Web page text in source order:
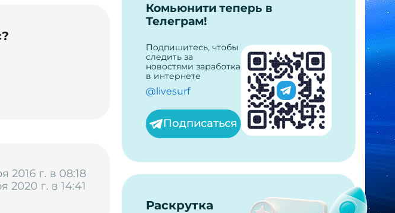
2016 г. в 08:18
2020 г. в 14:41
Комьюнити теперь в
Телеграм!
Подпишитесь, чтобы
следить за
новостями заработка
в интернете
@livesurf
Подписаться
Раскрутка